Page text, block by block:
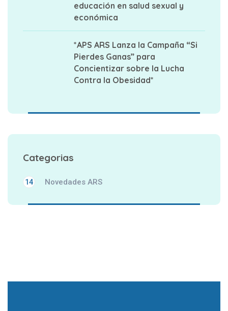
educación en salud sexual y
económica
*APS ARS Lanza la Campaña “Si
Pierdes Ganas” para
Concientizar sobre la Lucha
Contra la Obesidad*
Categorias
Novedades ARS
14